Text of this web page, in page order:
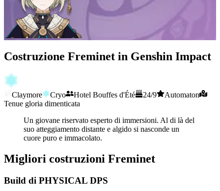
Costruzione Freminet in Genshin Impact
Claymore Cryo Hotel Bouffes d'Été 24/9
Automaton
Tenue gloria dimenticata
Un giovane riservato esperto di immersioni. Al di là del
suo atteggiamento distante e algido si nasconde un
cuore puro e immacolato.
Migliori costruzioni Freminet
Build di PHYSICAL DPS